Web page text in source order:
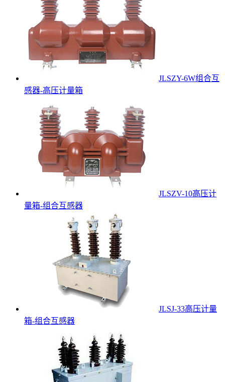
JLSZY-6W组合互
感器-高压计量箱
JLSZV-10高压计
量箱-组合互感器
JLSJ-33高压计量
箱-组合互感器